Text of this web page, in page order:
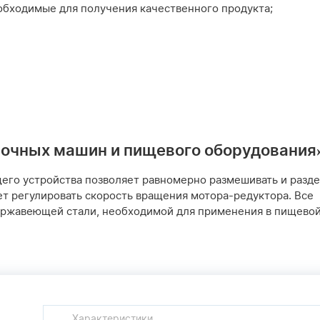
для получения качественного продукта;
машин и пищевого
устройства позволяет равномерно размешивать и
регулировать скорость вращения мотора-редуктора. Все
стали, необходимой для применения в